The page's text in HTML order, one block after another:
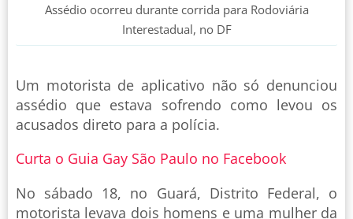
Assédio ocorreu durante corrida para Rodoviária
Interestadual, no DF
Um motorista de aplicativo não só denunciou
assédio que estava sofrendo como levou os
acusados direto para a polícia.
Curta o Guia Gay São Paulo no Facebook
No sábado 18, no Guará, Distrito Federal, o
motorista levava dois homens e uma mulher da